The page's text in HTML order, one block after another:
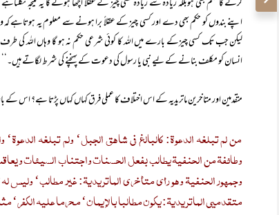
کرنے کا حکم بھی ہوبلکہ زیادہ سے زیادہ کسی چیز کے عقلاً اچھا ہونے کا یہ نتیجہ
اپنے بندوں کو حکم بھی دے اور کسی چیز کے عقلاً برا ہونے سے معلوم یہ ہوتاہے
لیکن جب تک کسی چیزکے بارے میں اللہ کا کوئی شرعی حکم نہ ہو گا وہاں اللہ کی
انسان کو مکلف بنانے کے لیے نبی یا رسول کی دعوت کے پہنچنے کی شرط لگاتے ہیں۔‘‘
متقدمین اور متاخرین ماتریدیہ کے اس اختلاف کا عملی فرق کہاں کہاں پڑتا ہے؟ اس کے
من لم تبلغه الدعوة: کالبالغ فی شاھق الجبل‘ ولم تبلغه الدعوة‘
وطائفة من الحنفیة یطالب بفعل الحسنات واجتناب السیئات
وجمھور الحنفیة وھو رأی متأخری الماتریدیة: غیر مطالب‘ ولیس
متقدمیی الماتریدیة: یکون مطالبا بالإیمان‘ محرما علیه الکفر‘